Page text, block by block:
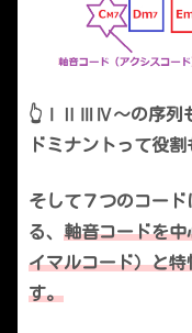
👆ⅠⅡⅢⅣ～の序列も
ドミナントって役割
そして７つのコー
る、 軸音コードを中
イマルコード）と
す。